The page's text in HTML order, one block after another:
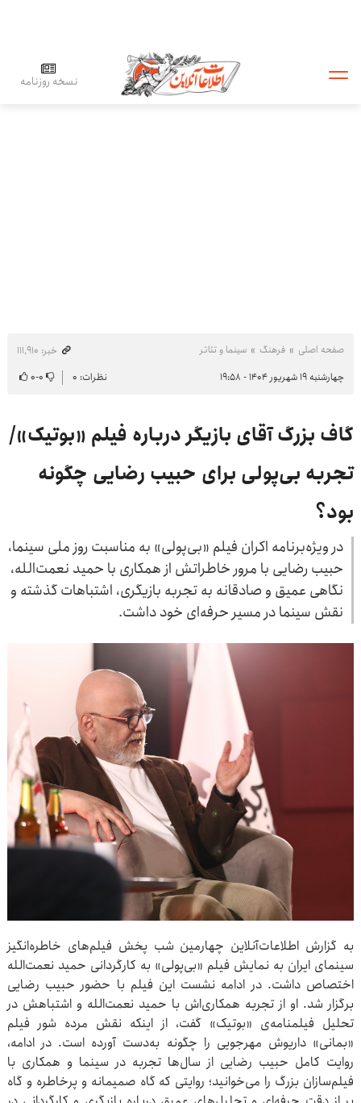
نسخه روزنامه
صفحه اصلی فرهنگ سینما و تئاتر
خبر: ۱۱۱٬۹۱۰
چهارشنبه ۱۹ شهریور ۱۴۰۴ - ۱۹:۵۸
نظرات: ۰ ۰-۰
گاف بزرگ آقای بازیگر درباره فیلم «بوتیک»/
تجربه بی‌پولی برای حبیب رضایی چگونه
بود؟
در ویژه‌برنامه اکران فیلم «بی‌پولی» به مناسبت روز ملی سینما،
حبیب رضایی با مرور خاطراتش از همکاری با حمید نعمت‌الله،
نگاهی عمیق و صادقانه به تجربه بازیگری، اشتباهات گذشته و
نقش سینما در مسیر حرفه‌ای خود داشت.
به گزارش اطلاعات‌آنلاین چهارمین شب پخش فیلم‌های خاطره‌انگیز
سینمای ایران به نمایش فیلم «بی‌پولی» به کارگردانی حمید نعمت‌الله
اختصاص داشت. در ادامه نشست این فیلم با حضور حبیب رضایی
برگزار شد. او از تجربه‌ همکاری‌اش با حمید نعمت‌الله و اشتباهش در
تحلیل فیلمنامه‌ی «بوتیک» گفت، از اینکه نقش مرده شور فیلم
«بمانی» داریوش مهرجویی را چگونه به‌دست آورده است. در ادامه،
روایت کامل حبیب رضایی از سال‌ها تجربه در سینما و همکاری با
فیلم‌سازان بزرگ را می‌خوانید؛ روایتی که گاه صمیمانه و پرخاطره و گاه